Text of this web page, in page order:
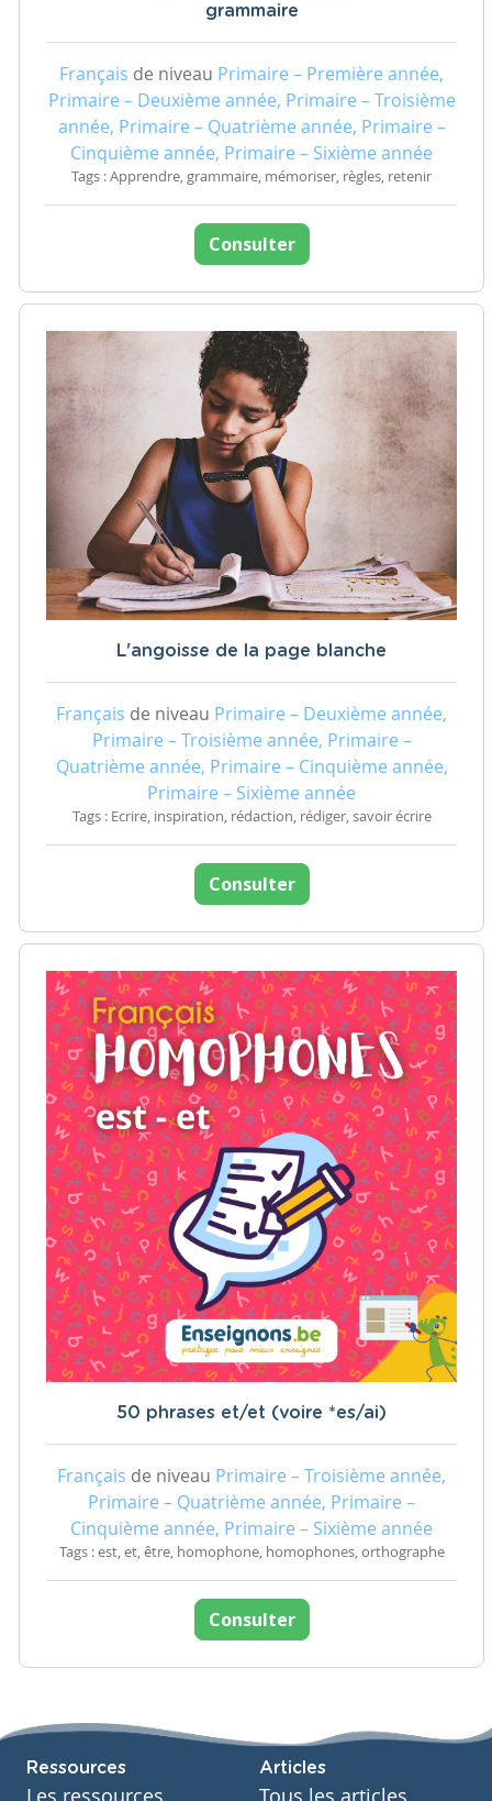
grammaire
Français de niveau Primaire – Première année,
Primaire – Deuxième année, Primaire – Troisième
année, Primaire – Quatrième année, Primaire –
Cinquième année, Primaire – Sixième année
Tags : Apprendre, grammaire, mémoriser, règles, retenir
Consulter
L'angoisse de la page blanche
Français de niveau Primaire – Deuxième année,
Primaire – Troisième année, Primaire –
Quatrième année, Primaire – Cinquième année,
Primaire – Sixième année
Tags : Ecrire, inspiration, rédaction, rédiger, savoir écrire
Consulter
50 phrases et/et (voire *es/ai)
Français de niveau Primaire – Troisième année,
Primaire – Quatrième année, Primaire –
Cinquième année, Primaire – Sixième année
Tags : est, et, être, homophone, homophones, orthographe
Consulter
Ressources Articles